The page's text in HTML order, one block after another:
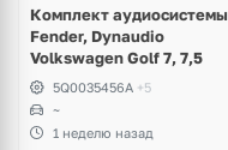
Комплект аудиосистемы
Fender, Dynaudio
Volkswagen Golf 7, 7,5
5Q0035456A +5
~
1 неделю назад